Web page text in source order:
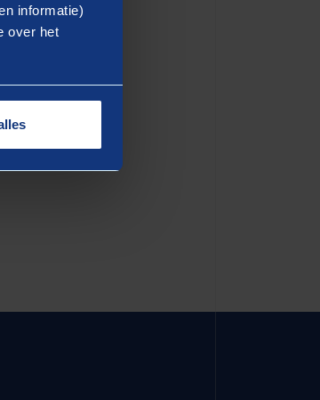
informatie)
over het
Duis
nulla
deserunt